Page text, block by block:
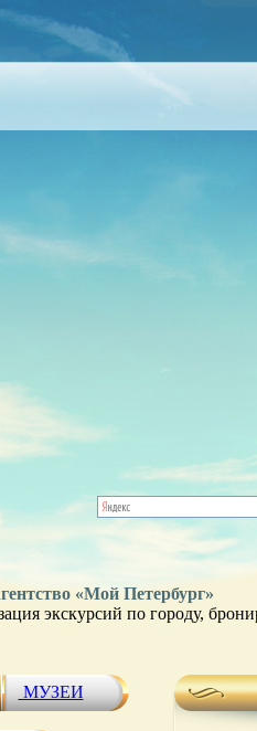
«Мой Петербург»
экскурсий по городу,
МУЗЕИ